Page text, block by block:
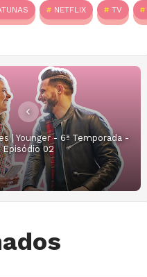
NETFLIX TV
| Younger - 6ª Temporada -
Episódio 02